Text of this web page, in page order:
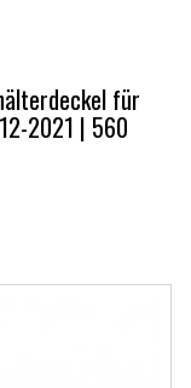
für
2021 | 560